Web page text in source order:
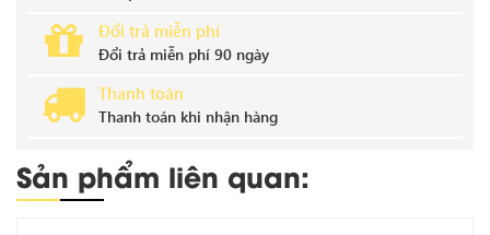
Đổi trả miễn phí
Đổi trả miễn phí 90 ngày
Thanh toán
Thanh toán khi nhận hàng
Sản phẩm liên quan: